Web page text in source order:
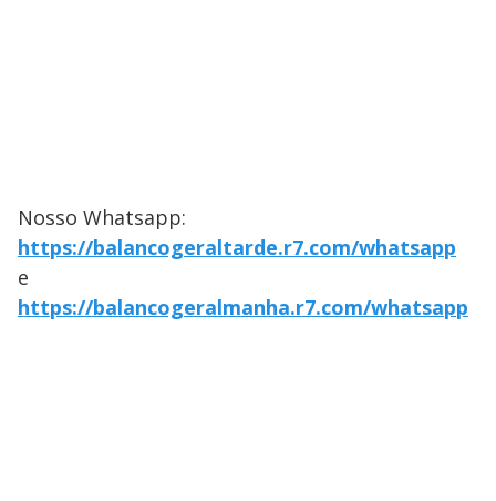
Nosso Whatsapp:
https://balancogeraltarde.r7.com/whatsapp
e
https://balancogeralmanha.r7.com/whatsapp